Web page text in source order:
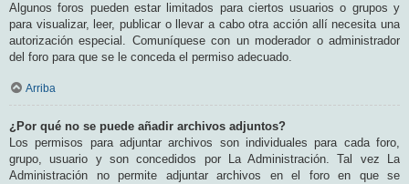
Algunos foros pueden estar limitados para ciertos usuarios o grupos y
para visualizar, leer, publicar o llevar a cabo otra acción allí necesita una
autorización especial. Comuníquese con un moderador o administrador
del foro para que se le conceda el permiso adecuado.
Arriba
¿Por qué no se puede añadir archivos adjuntos?
Los permisos para adjuntar archivos son individuales para cada foro,
grupo, usuario y son concedidos por La Administración. Tal vez La
Administración no permite adjuntar archivos en el foro en que se